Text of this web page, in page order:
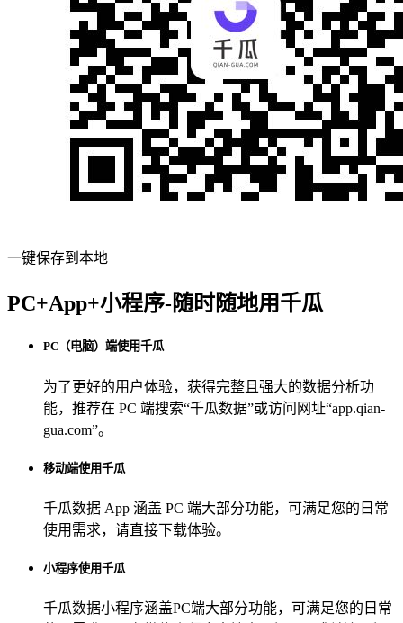
一键保存到本地
PC+App+小程序-随时随地用千瓜
PC（电脑）端使用千瓜
为了更好的用户体验，获得完整且强大的数据分析功
能，推荐在 PC 端搜索“千瓜数据”或访问网址“app.qian-
gua.com”。
移动端使用千瓜
千瓜数据 App 涵盖 PC 端大部分功能，可满足您的日常
使用需求，请直接下载体验。
小程序使用千瓜
千瓜数据小程序涵盖PC端大部分功能，可满足您的日常